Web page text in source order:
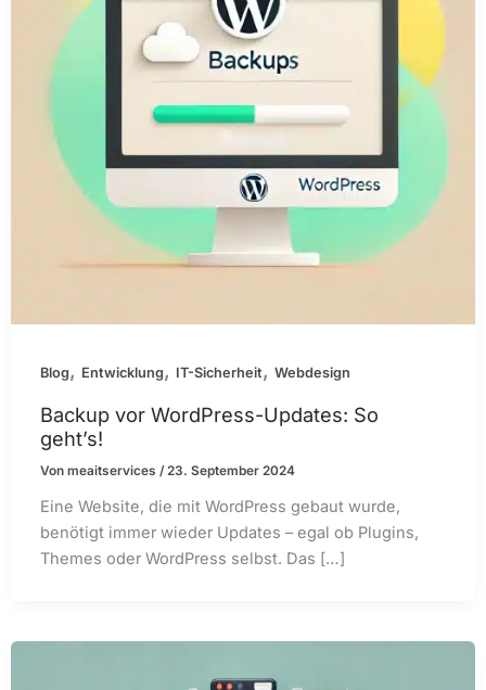
Blog, Entwicklung, IT-Sicherheit,Webdesign
Backup vor WordPress-Updates: So
geht’s!
Vonmeaitservices/23. September 2024
Eine Website, die mit WordPress gebaut wurde,
benötigt immer wieder Updates – egal ob Plugins,
Themes oder WordPress selbst. Das […]